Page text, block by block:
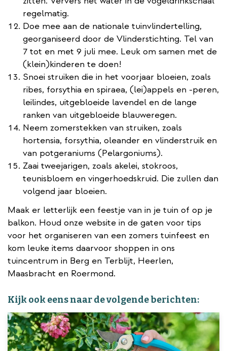
regelmatig.
Doe mee aan de nationale tuinvlindertelling,
georganiseerd door de Vlinderstichting. Tel van
7 tot en met 9 juli mee. Leuk om samen met de
(klein)kinderen te doen!
Snoei struiken die in het voorjaar bloeien, zoals
ribes, forsythia en spiraea, (lei)appels en -peren,
leilindes, uitgebloeide lavendel en de lange
ranken van uitgebloeide blauweregen.
Neem zomerstekken van struiken, zoals
hortensia, forsythia, oleander en vlinderstruik en
van potgeraniums (Pelargoniums).
Zaai tweejarigen, zoals akelei, stokroos,
teunisbloem en vingerhoedskruid. Die zullen dan
volgend jaar bloeien.
Maak er letterlijk een feestje van in je tuin of op je
balkon. Houd onze website in de gaten voor tips
voor het organiseren van een zomers tuinfeest en
kom leuke items daarvoor shoppen in ons
tuincentrum in Berg en Terblijt, Heerlen,
Maasbracht en Roermond.
Kijk ook eens naar de volgende berichten: